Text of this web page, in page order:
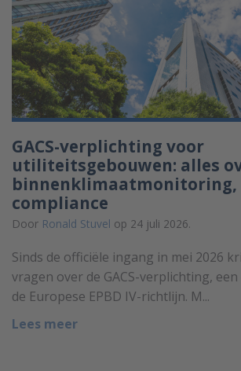
GACS-verplichting voor
utiliteitsgebouwen: alles
binnenklimaatmonitoring,
compliance
Door Ronald Stuvel op 24 juli 2026.
Sinds de officiële ingang in mei 2026
vragen over de GACS-verplichting,
de Europese EPBD IV-richtlijn. M...
Lees meer